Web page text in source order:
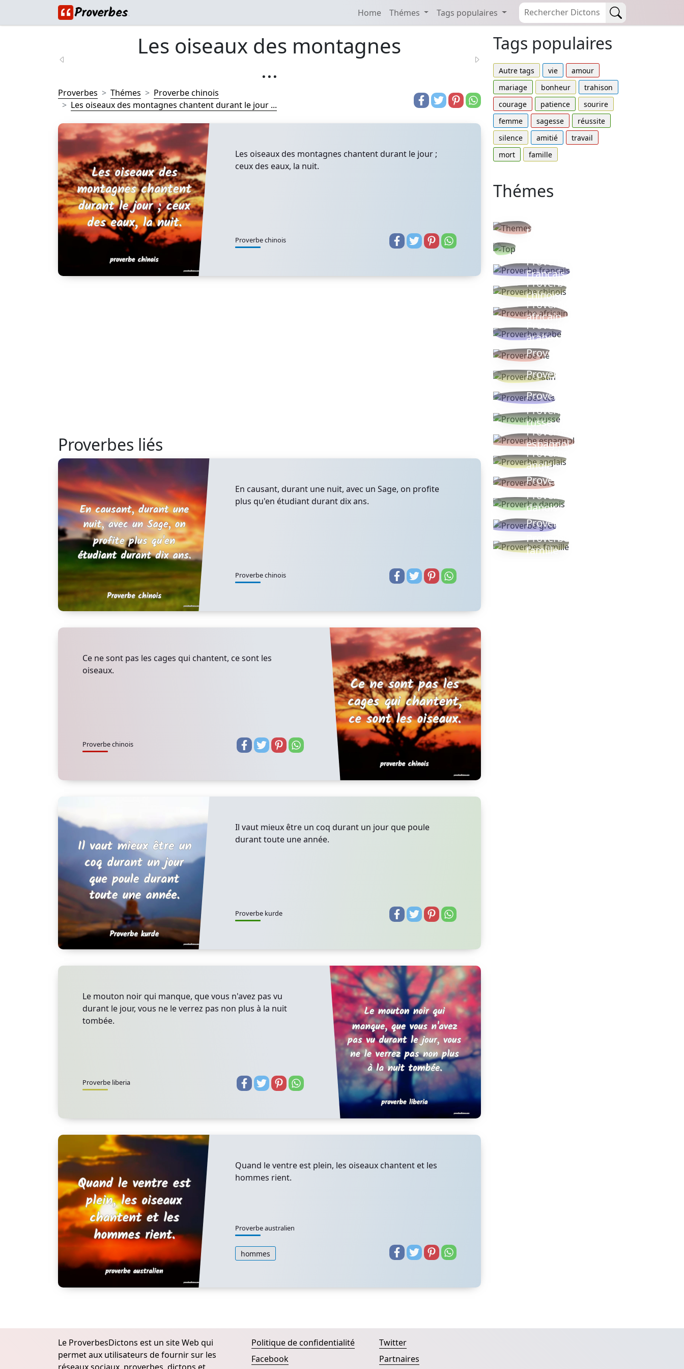
Home Thémes Tags populaires
Les oiseaux des montagnes
...
Proverbes Thémes
Proverbe chinois
Les oiseaux des montagnes chantent durant le jour ...
Les oiseaux des montagnes chantent durant le jour ;
ceux des eaux, la nuit.
Proverbe chinois
Proverbes liés
En causant, durant une nuit, avec un Sage, on profite
plus qu'en étudiant durant dix ans.
Proverbe chinois
Ce ne sont pas les cages qui chantent, ce sont les
oiseaux.
Proverbe chinois
Il vaut mieux être un coq durant un jour que poule
durant toute une année.
Proverbe kurde
Le mouton noir qui manque, que vous n'avez pas vu
durant le jour, vous ne le verrez pas non plus à la nuit
tombée.
Proverbe liberia
Quand le ventre est plein, les oiseaux chantent et les
hommes rient.
Proverbe australien
hommes
Tags populaires
Autre tags vie
amour
mariage
bonheur
trahison
courage
patience
sourire
femme
sagesse
réussite
silence
amitié
travail
mort
famille
Thémes
thèmes
Proverbe
Français
Proverbe
chinois
Proverbe
africain
Proverbe
arabe
Proverbe vie
Proverbe latin
Proverbes ete
Proverbe
russe
Proverbe
espagnol
Proverbe
anglais
Proverbe turc
Proverbe
danois
Proverbe grec
Proverbes
famille
Le ProverbesDictons est un site Web qui
permet aux utilisateurs de fournir sur les
Politique de confidentialité
Facebook
Twitter
Partnaires